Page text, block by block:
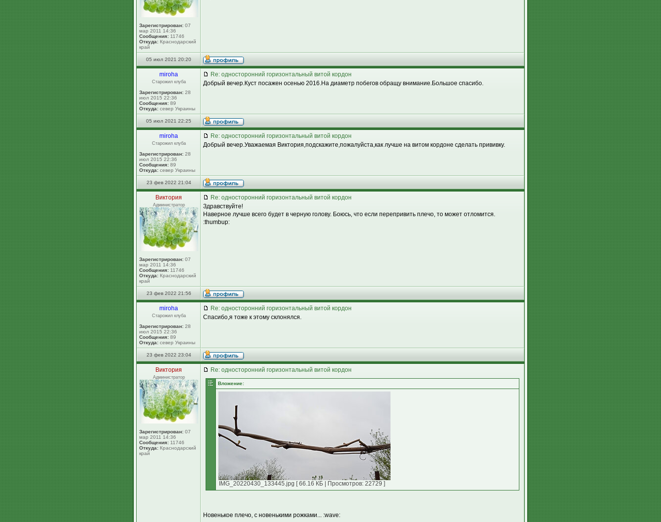
Зарегистрирован: 07
мар 2011 14:36
Сообщения: 11746
Откуда: Краснодарский
край
05 июл 2021 20:20
miroha
Старожил клуба
Зарегистрирован: 28
июл 2015 22:36
Сообщения: 89
Откуда: север Украины
Re: односторонний горизонтальный витой кордон
Добрый вечер.Куст посажен осенью 2016.На диаметр побегов обращу внимание.Большое спасибо.
05 июл 2021 22:25
miroha
Старожил клуба
Зарегистрирован: 28
июл 2015 22:36
Сообщения: 89
Откуда: север Украины
Re: односторонний горизонтальный витой кордон
Добрый вечер.Уважаемая Виктория,подскажите,пожалуйста,как лучше на витом кордоне сделать прививку.
23 фев 2022 21:04
Виктория
Администратор
Зарегистрирован: 07
мар 2011 14:36
Сообщения: 11746
Откуда: Краснодарский
край
Re: односторонний горизонтальный витой кордон
Здравствуйте!
Наверное лучше всего будет в черную голову. Боюсь, что если перепривить плечо, то может отломится.
:thumbup:
23 фев 2022 21:56
miroha
Старожил клуба
Зарегистрирован: 28
июл 2015 22:36
Сообщения: 89
Откуда: север Украины
Re: односторонний горизонтальный витой кордон
Спасибо,я тоже к этому склонялся.
23 фев 2022 23:04
Виктория
Администратор
Зарегистрирован: 07
мар 2011 14:36
Сообщения: 11746
Откуда: Краснодарский
край
Re: односторонний горизонтальный витой кордон
Вложение:
IMG_20220430_133445.jpg [ 66.16 КБ | Просмотров: 22729 ]
Новенькое плечо, с новенькими рожками... :wave: